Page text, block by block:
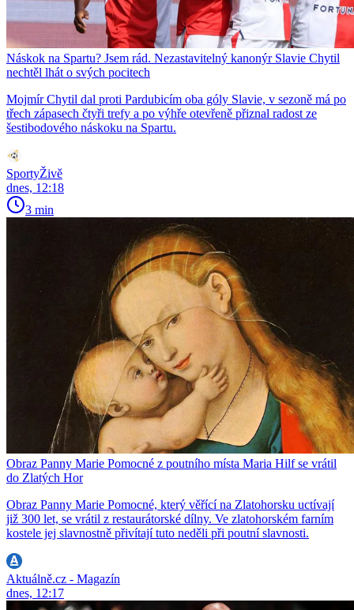
Náskok na Spartu? Jsem rád. Nezastavitelný kanonýr Slavie Chytil
nechtěl lhát o svých pocitech
Mojmír Chytil dal proti Pardubicím oba góly Slavie, v sezoně má po
třech zápasech čtyři trefy a po výhře otevřeně přiznal radost ze
šestibodového náskoku na Spartu.
SportyŽivě
dnes, 12:18
3 min
Obraz Panny Marie Pomocné z poutního místa Maria Hilf se vrátil
do Zlatých Hor
Obraz Panny Marie Pomocné, který věřící na Zlatohorsku uctívají
již 300 let, se vrátil z restaurátorské dílny. Ve zlatohorském farním
kostele jej slavnostně přivítají tuto neděli při poutní slavnosti.
Aktuálně.cz - Magazín
dnes, 12:17